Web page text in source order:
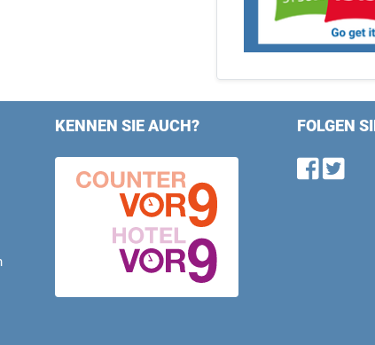
KENNEN SIE AUCH? FOLGEN
Find